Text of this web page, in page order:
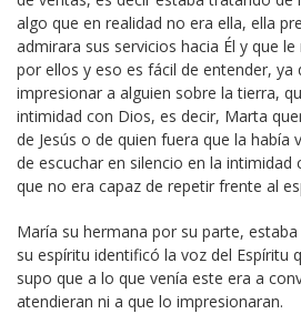
algo que en realidad no era ella, ella
admirara sus servicios hacia Él y que
por ellos y eso es fácil de entender, ya
impresionar a alguien sobre la tierra,
intimidad con Dios, es decir, Marta
de Jesús o de quien fuera que la había
de escuchar en silencio en la intimidad
que no era capaz de repetir frente al
María su hermana por su parte,
su espíritu identificó la voz del Espíritu
supo que a lo que venía este era a
atendieran ni a que lo impresionaran.